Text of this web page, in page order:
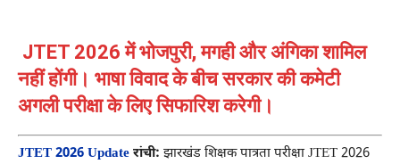
JTET 2026 में भोजपुरी, मगही और अंगिका शामिल
नहीं होंगी। भाषा विवाद के बीच सरकार की कमेटी
अगली परीक्षा के लिए सिफारिश करेगी।
JTET 2026 Update रांची: झारखंड शिक्षक पात्रता परीक्षा JTET 2026